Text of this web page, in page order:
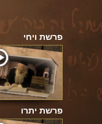
פרשת ויחי
פרשת יתרו